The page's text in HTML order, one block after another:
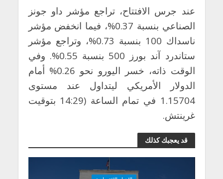
عند جرس الافتتاح، تراجع مؤشر داو جونز
الصناعي بنسبة 0.37%، فيما انخفض مؤشر
ناسداك 100 بنسبة 0.73%، وتراجع مؤشر
ستاندرد آند بورز 500 بنسبة 0.55%. وفي
الوقت ذاته، خسر اليورو نحو 0.26% أمام
الدولار الأمريكي ليتداول عند مستوى
1.15704 في تمام الساعة (14:29 بتوقيت
غرينتش.
قد يعجبك كذلك